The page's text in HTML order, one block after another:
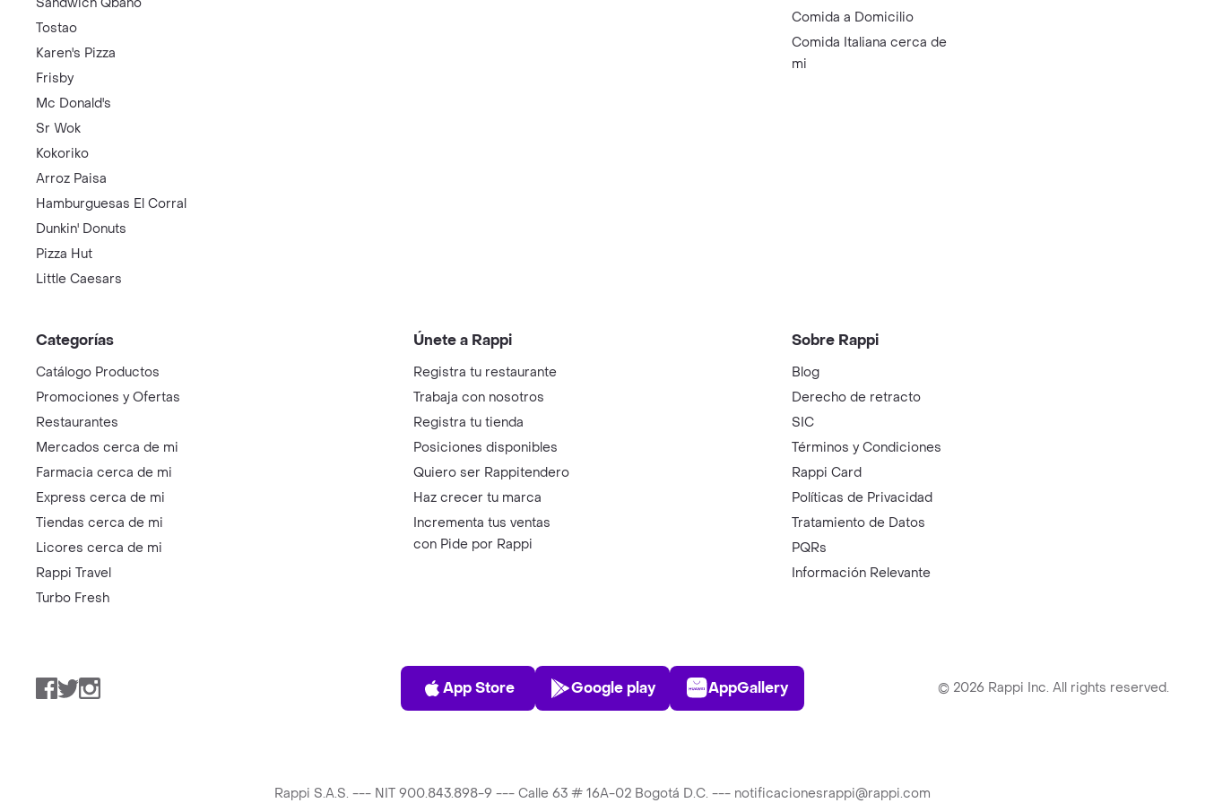
Tostao
Karen's Pizza
Frisby
Mc Donald's
Sr Wok
Kokoriko
Arroz Paisa
Hamburguesas El Corral
Dunkin' Donuts
Pizza Hut
Little Caesars
Comida a Domicilio
Comida Italiana cerca de
mi
Categorías
Catálogo Productos
Promociones y Ofertas
Restaurantes
Mercados cerca de mi
Farmacia cerca de mi
Express cerca de mi
Tiendas cerca de mi
Licores cerca de mi
Rappi Travel
Turbo Fresh
Únete a Rappi
Registra tu restaurante
Trabaja con nosotros
Registra tu tienda
Posiciones disponibles
Quiero ser Rappitendero
Haz crecer tu marca
Incrementa tus ventas
con Pide por Rappi
Sobre Rappi
Blog
Derecho de retracto
SIC
Términos y Condiciones
Rappi Card
Políticas de Privacidad
Tratamiento de Datos
PQRs
Información Relevante
Facebook
TwitterInstagram
App Store
App Store
Play Store
Google play
AppGallery
AppGallery © 2026 Rappi Inc. All rights reserved.
Rappi S.A.S. --- NIT 900.843.898-9 --- Calle 63 # 16A-02 Bogotá D.C. --- notificacionesrappi@rappi.com